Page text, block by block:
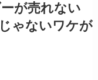
が売れない
ゃないワケが